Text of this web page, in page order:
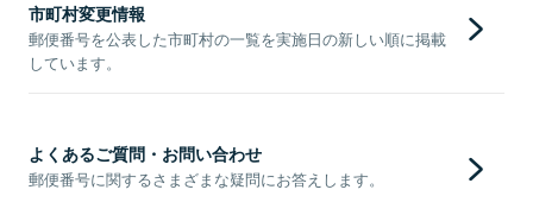
市町村変更情報
郵便番号を公表した市町村の一覧を実施日の新しい順に掲載
しています。
よくあるご質問・お問い合わせ
郵便番号に関するさまざまな疑問にお答えします。